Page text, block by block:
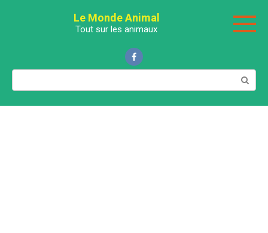
Le Monde Animal
Tout sur les animaux
Поиск: